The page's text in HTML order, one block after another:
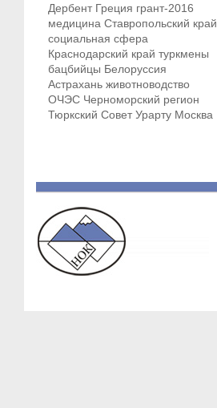
Дербент Греция грант-2016
медицина Ставропольский край
социальная сфера
Краснодарский край туркмены
бацбийцы Белоруссия
Астрахань животноводство
ОЧЭС Черноморский регион
Тюркский Совет Урарту Москва